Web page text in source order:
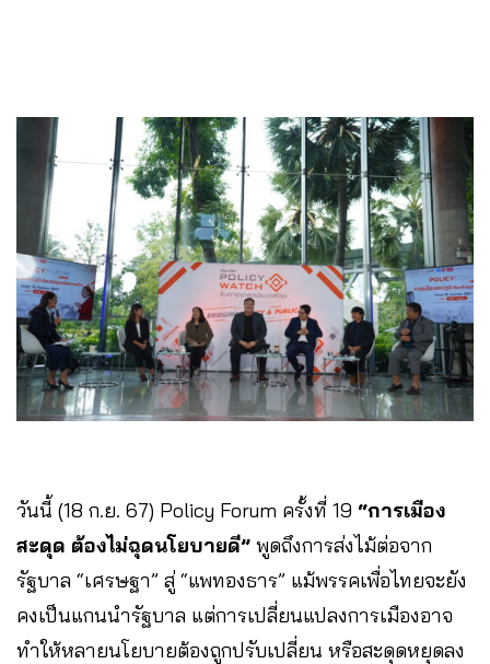
วันนี้ (18 ก.ย. 67) Policy Forum ครั้งที่ 19 “การเมือง
สะดุด ต้องไม่ฉุดนโยบายดี” พูดถึงการส่งไม้ต่อจาก
รัฐบาล “เศรษฐา” สู่ “แพทองธาร” แม้พรรคเพื่อไทยจะยัง
คงเป็นแกนนำรัฐบาล แต่การเปลี่ยนแปลงการเมืองอาจ
ทำให้หลายนโยบายต้องถูกปรับเปลี่ยน หรือสะดุดหยุดลง